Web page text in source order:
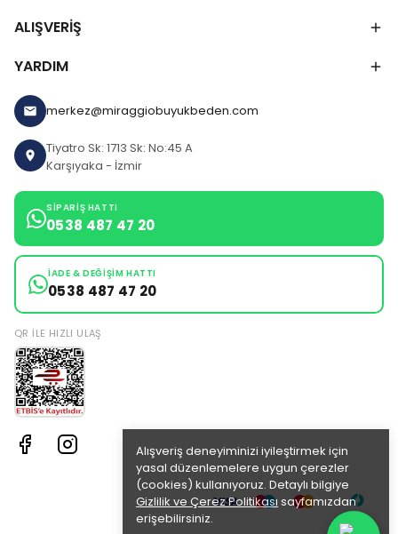
Alışveriş deneyiminizi iyileştirmek için
yasal düzenlemelere uygun çerezler
(cookies) kullanıyoruz. Detaylı bilgiye
Gizlilik ve Çerez Politikası sayfamızdan
erişebilirsiniz.
ALIŞVERİŞ
YARDIM
merkez@miraggiobuyukbeden.com
Tiyatro Sk: 1713 Sk: No:45 A
Karşıyaka - İzmir
SIPARIŞ HATTI
0538 487 47 20
İADE & DEĞIŞIM HATTI
0538 487 47 20
QR ILE HIZLI ULAŞ